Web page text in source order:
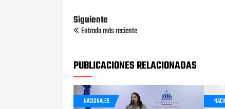
Siguiente
Entrada más reciente
PUBLICACIONES RELACIONADAS
NACIONALES